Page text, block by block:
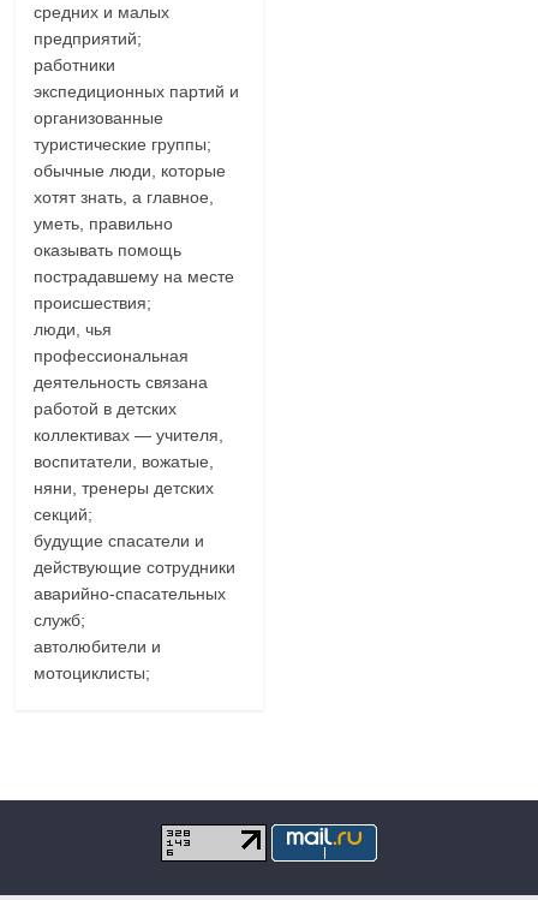
средних и малых
предприятий;
работники
экспедиционных партий и
организованные
туристические группы;
обычные люди, которые
хотят знать, а главное,
уметь, правильно
оказывать помощь
пострадавшему на месте
происшествия;
люди, чья
профессиональная
деятельность связана
работой в детских
коллективах — учителя,
воспитатели, вожатые,
няни, тренеры детских
секций;
будущие спасатели и
действующие сотрудники
аварийно-спасательных
служб;
автолюбители и
мотоциклисты;